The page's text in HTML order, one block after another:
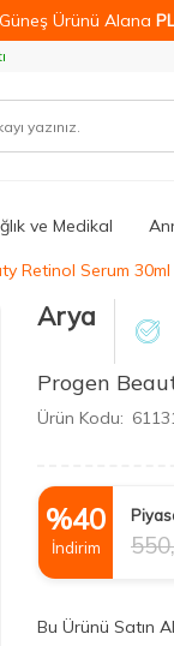
Ürünü Alana
ve Medikal
Retinol Serum 30ml
Arya
Progen
Ürün Kodu:
%40
İndirim
Bu Ürünü Satın Al